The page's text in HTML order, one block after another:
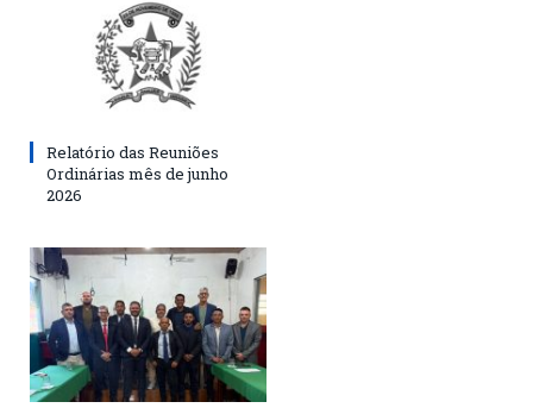
Relatório das Reuniões
Ordinárias mês de junho
2026